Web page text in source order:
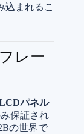
込まれるこ
レー
パネル
保証され
の世界で